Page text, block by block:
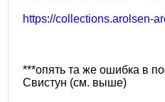
https://collections.arolsen-
***опять та же ошибка в
Свистун (см. выше)